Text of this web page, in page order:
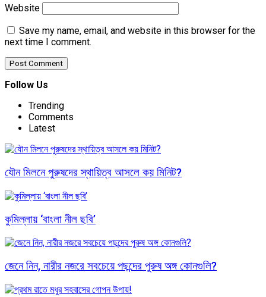
Website
Save my name, email, and website in this browser for the
next time I comment.
Follow Us
Trending
Comments
Latest
যৌন মিলনে পুরুষদের স্থায়িত্ব আসলে কয় মিনিট?
কুমিল্লায় ‘বাংলা নীল ছবি’
জেনে নিন, নারীর নজরে সবচেয়ে পছন্দের পুরুষ অঙ্গ কোনগুলি?